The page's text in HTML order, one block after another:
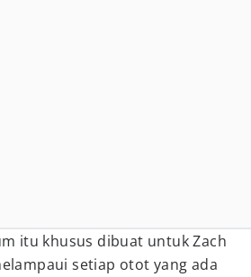
itu khusus dibuat untuk Zach
setiap otot yang ada